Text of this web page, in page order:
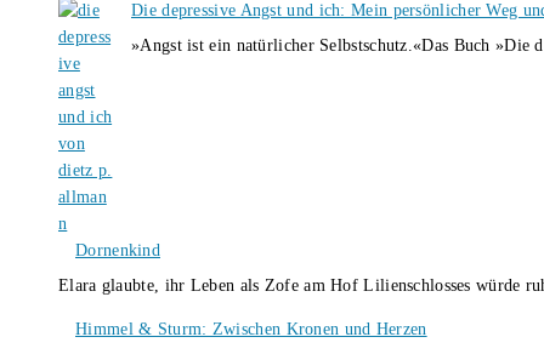
Die depressive Angst und ich: Mein persönlicher Weg
»Angst ist ein natürlicher Selbstschutz.«Das Buch
Dornenkind
Elara glaubte, ihr Leben als Zofe am Hof Lilienschlosses würde
Himmel & Sturm: Zwischen Kronen und Herzen